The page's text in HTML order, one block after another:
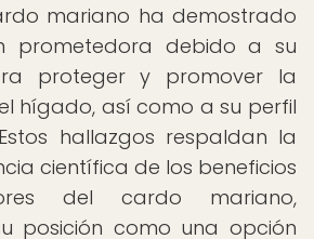
mariano ha demostrado
prometedora debido a su
proteger y promover la
hígado, así como a su perfil
hallazgos respaldan la
científica de los beneficios
del cardo mariano,
posición como una opción